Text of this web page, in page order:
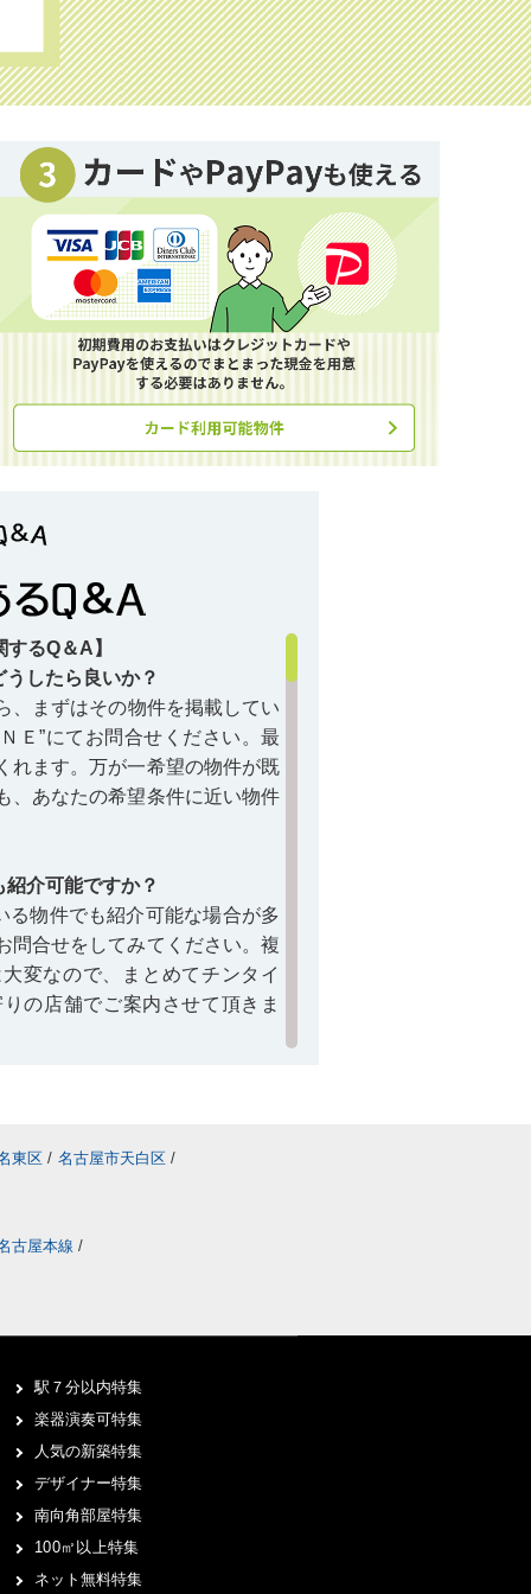
るQ＆A】
したら良いか？
、まずはその物件を掲載してい
Ｅ”にてお問合せください。最
れます。万が一希望の物件が既
、あなたの希望条件に近い物件
介可能ですか？
る物件でも紹介可能な場合が多
問合せをしてみてください。複
変なので、まとめてチンタイ
の店舗でご案内させて頂きま
で新たに賃貸募集の予定があ
お探しできるからです。ご来
め、気になる賃貸があればス
ます。“来店予約フォーム”ま
合せください。
は可能ですか？
せるコトは可能です。事前に
円上中学校に関するコラム＞＞
東区 / 名古屋市天白区 /
古屋本線 /
駅７分以内特集
楽器演奏可特集
人気の新築特集
デザイナー特集
南向角部屋特集
100㎡以上特集
ネット無料特集